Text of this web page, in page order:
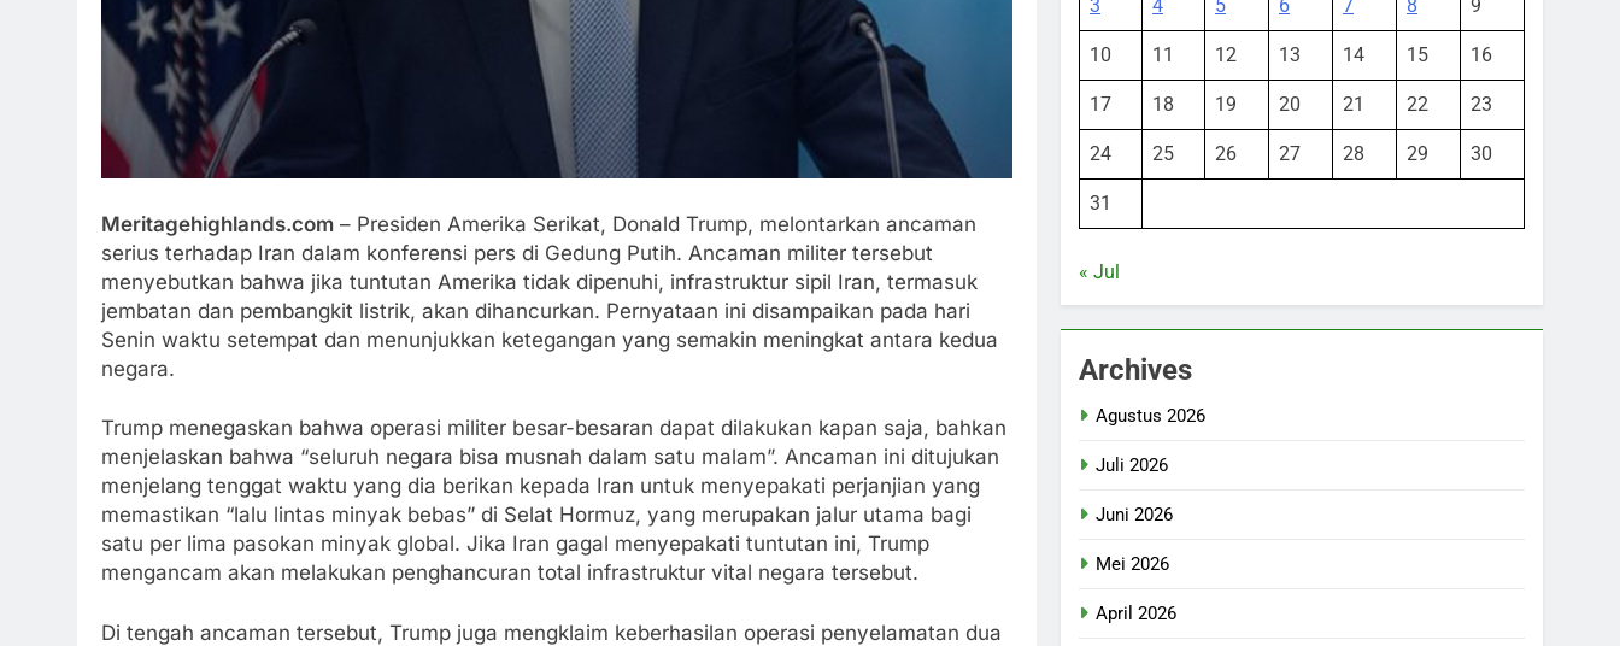
Meritagehighlands.com – Presiden Amerika Serikat, Donald Trump, melontarkan ancaman
serius terhadap Iran dalam konferensi pers di Gedung Putih. Ancaman militer tersebut
menyebutkan bahwa jika tuntutan Amerika tidak dipenuhi, infrastruktur sipil Iran, termasuk
jembatan dan pembangkit listrik, akan dihancurkan. Pernyataan ini disampaikan pada hari
Senin waktu setempat dan menunjukkan ketegangan yang semakin meningkat antara kedua
negara.
Trump menegaskan bahwa operasi militer besar-besaran dapat dilakukan kapan saja, bahkan
menjelaskan bahwa “seluruh negara bisa musnah dalam satu malam”. Ancaman ini ditujukan
menjelang tenggat waktu yang dia berikan kepada Iran untuk menyepakati perjanjian yang
memastikan “lalu lintas minyak bebas” di Selat Hormuz, yang merupakan jalur utama bagi
satu per lima pasokan minyak global. Jika Iran gagal menyepakati tuntutan ini, Trump
mengancam akan melakukan penghancuran total infrastruktur vital negara tersebut.
Di tengah ancaman tersebut, Trump juga mengklaim keberhasilan operasi penyelamatan dua
3 4 5 6 7 8 9
10 11 12 13 14 15 16
17 18 19 20 21 22 23
24 25 26 27 28 29 30
31
« Jul
Archives
Agustus 2026
Juli 2026
Juni 2026
Mei 2026
April 2026